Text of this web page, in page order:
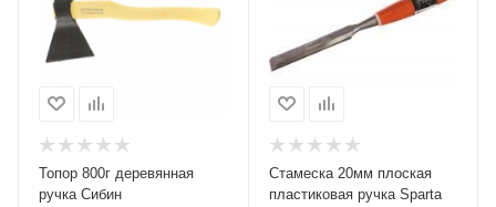
Топор 800г деревянная
ручка Сибин
Стамеска 20мм плоская
пластиковая ручка Sparta